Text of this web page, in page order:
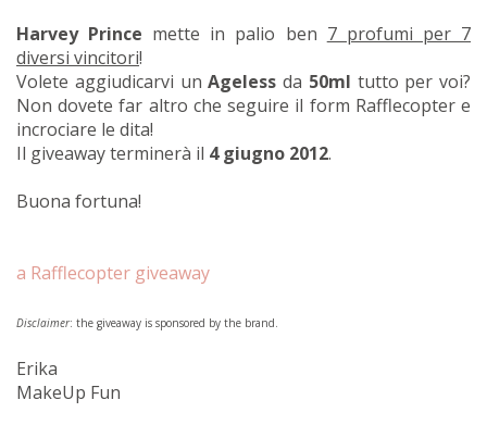
Harvey Prince mette in palio ben 7 profumi per 7
diversi vincitori!
Volete aggiudicarvi unAgeless da 50ml tutto per voi?
Non dovete far altro che seguire il form Rafflecopter e
incrociare le dita!
Il giveaway terminerà il 4 giugno 2012.
Buona fortuna!
a Rafflecopter giveaway
Disclaimer: the giveaway is sponsored by the brand.
Erika
MakeUp Fun